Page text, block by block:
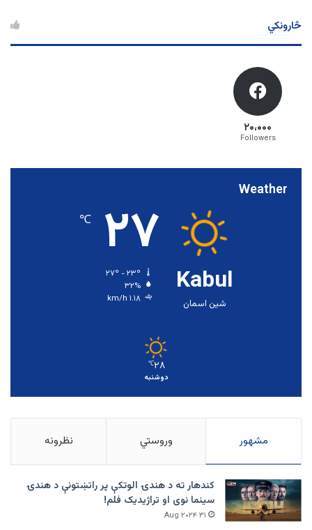
څارونکي
۲۰،۰۰۰
Followers
Weather
Kabul
شین اسمان
۲۷ ℃
۳۲%
۱.۱۸ km/h
۲۸℃
دوشنبه
مشهور وروستي نظرونه
کندهار ته د هندۍ الوتکې پر راتښتونې د هندۍ
سینما نوی او تراژيديک فلم!
۳۱ Aug ۲۰۲۴